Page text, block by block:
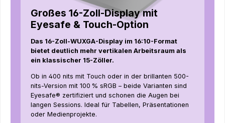
Großes 16-Zoll-Display mit
Eyesafe & Touch-Option
Das 16-Zoll-WUXGA-Display im 16:10-Format
bietet deutlich mehr vertikalen Arbeitsraum als
ein klassischer 15-Zöller.
Ob in 400 nits mit Touch oder in der brillanten 500-
nits-Version mit 100 % sRGB – beide Varianten sind
Eyesafe® zertifiziert und schonen die Augen bei
langen Sessions. Ideal für Tabellen, Präsentationen
oder Medienprojekte.